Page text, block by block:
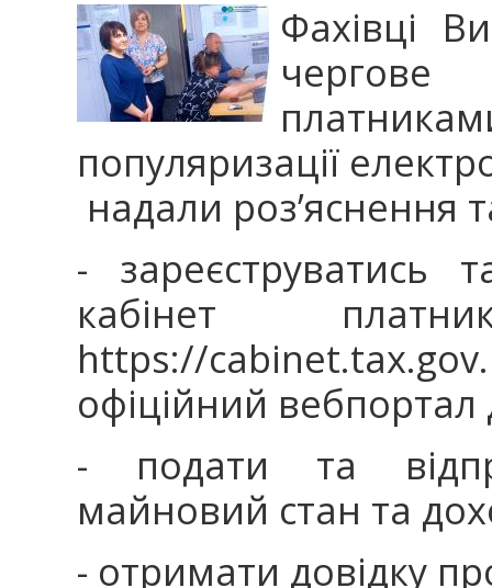
Фахівці
популяризації
надали роз’яснення
- зареєструватись
кабінет
https://
офіційний
- подати та
майновий стан та
- отримати довідку